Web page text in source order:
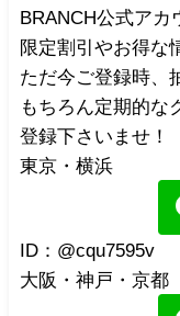
BRANCH公式アカ
限定割引やお得な
ただ今ご登録時、
もちろん定期的な
登録下さいませ！
東京・横浜
ID：@cqu7595v
大阪・神戸・京都